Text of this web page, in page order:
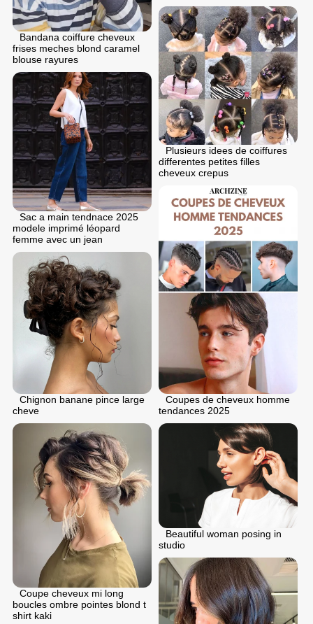
Bandana coiffure cheveux
frises meches blond caramel
blouse rayures
Plusieurs idees de coiffures
differentes petites filles
cheveux crepus
Sac a main tendnace 2025
modele imprimé léopard
femme avec un jean
Coupes de cheveux homme
tendances 2025
Chignon banane pince large
cheve
Coupe cheveux mi long
boucles ombre pointes blond t
shirt kaki
Beautiful woman posing in
studio